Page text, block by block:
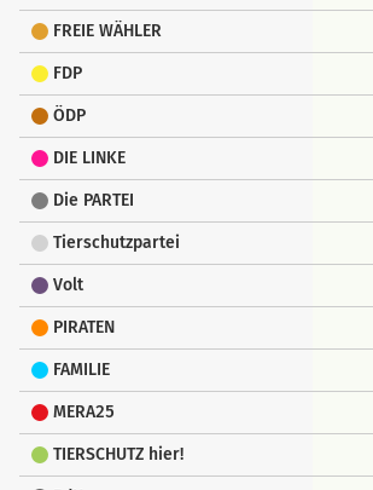
FREIE WÄHLER
FDP
ÖDP
DIE LINKE
Die PARTEI
Tierschutzpartei
Volt
PIRATEN
FAMILIE
MERA25
TIERSCHUTZ hier!